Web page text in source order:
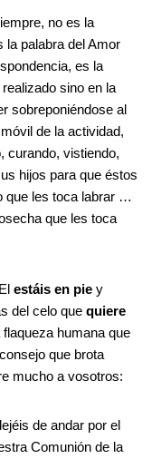
no es la
la palabra del Amor
es la
sino en la
sobreponiéndose al
de la actividad,
curando, vistiendo,
hijos para que éstos
que les toca labrar …
que les toca
estáis en pie y
del celo que quiere
humana que
que brota
mucho a vosotros:
de andar por el
Comunión de la